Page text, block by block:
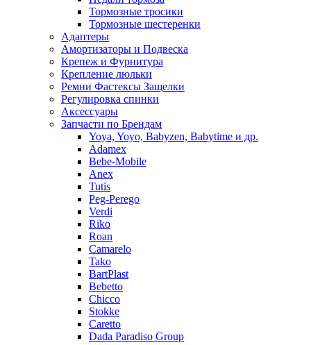
Тормозные тросики
Тормозные шестеренки
Адаптеры
Амортизаторы и Подвеска
Крепеж и Фурнитура
Крепление люльки
Ремни Фастексы Защелки
Регулировка спинки
Аксессуары
Запчасти по Брендам
Yoya, Yoyo, Babyzen, Babytime и др.
Adamex
Bebe-Mobile
Anex
Tutis
Peg-Perego
Verdi
Riko
Roan
Camarelo
Tako
BartPlast
Bebetto
Chicco
Stokke
Caretto
Dada Paradiso Group